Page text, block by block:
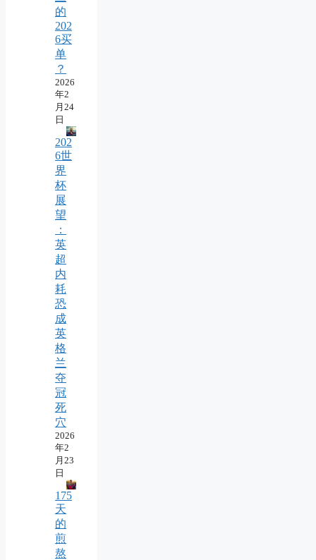
的
202
6买
单
？
2026
年2
月24
日
202
6世
界
杯
展
望
：
英
超
内
耗
恐
成
英
格
兰
夺
冠
死
穴
2026
年2
月23
日
175
天
的
煎
熬